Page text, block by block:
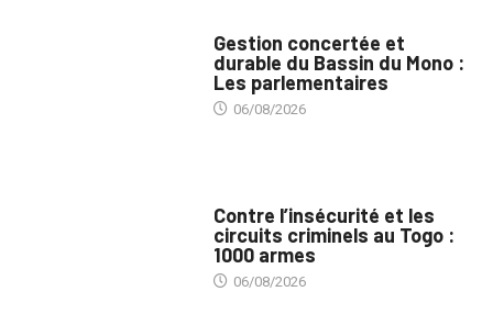
Gestion concertée et
durable du Bassin du Mono :
Les parlementaires
06/08/2026
Contre l’insécurité et les
circuits criminels au Togo :
1000 armes
06/08/2026